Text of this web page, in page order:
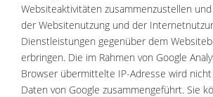
Websiteaktivitäten zusammenzustellen
der Websitenutzung und der
Dienstleistungen gegenüber dem
erbringen. Die im Rahmen von Google
Browser übermittelte IP-Adresse wird
Daten von Google zusammengeführt. Sie